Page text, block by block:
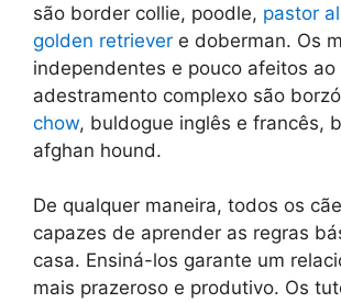
são border collie, poodle, pastor
golden retriever e doberman. Os
independentes e pouco afeitos ao
adestramento complexo são
chow, buldogue inglês e francês,
afghan hound.
De qualquer maneira, todos os
capazes de aprender as regras
casa. Ensiná-los garante um
mais prazeroso e produtivo. Os